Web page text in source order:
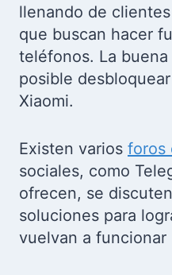
llenando de
que buscan hacer
teléfonos. La
posible
Xiaomi.
Existen varios foros
sociales, como
ofrecen, se
soluciones para
vuelvan a funcionar